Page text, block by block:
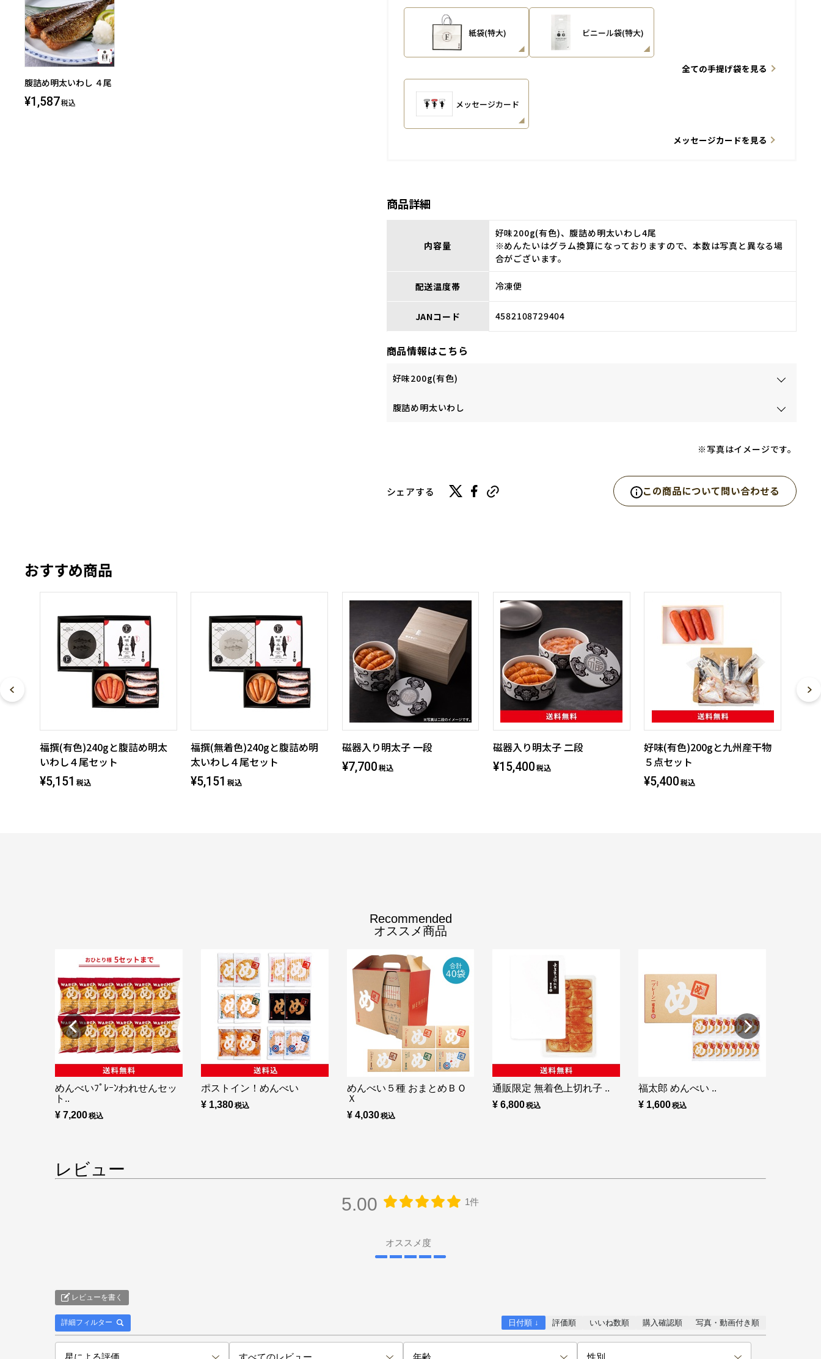
腹詰め明太いわし ４尾
¥1,587税込
紙袋(特大) ビニール袋(特大)
全ての手提げ袋を見る
メッセージカード
メッセージカードを見る
商品詳細
内容量
好味200g(有色)、腹詰め明太いわし4尾
※めんたいはグラム換算になっておりますので、本数は写真と異なる場
合がございます。
配送温度帯 冷凍便
JANコード 4582108729404
商品情報はこちら
好味200g(有色)
腹詰め明太いわし
※写真はイメージです。
シェアする この商品について問い合わせる
おすすめ商品
福撰(有色)240gと腹詰め明太
いわし４尾セット
¥5,151 税込
福撰(無着色)240gと腹詰め明
太いわし４尾セット
¥5,151 税込
磁器入り明太子 一段
¥7,700 税込
磁器入り明太子 二段
¥15,400 税込
好味(有色)200gと九州産干物
５点セット
¥5,400 税込
Recommended
オススメ商品
めんべいﾌﾟﾚｰﾝわれせんセッ
ト..
¥ 7,200
ポストイン！めんべい
¥ 1,380
めんべい５種 おまとめＢＯ
Ｘ
¥ 4,030
通販限定 無着色上切れ子 ..
¥ 6,800
福太郎 めんべい ..
¥ 1,600
レビュー
5.00 1件
オススメ度
レビューを書く
詳細フィルター 日付順 ↓ 評価順 いいね数順 購入確認順 写真・動画付き順